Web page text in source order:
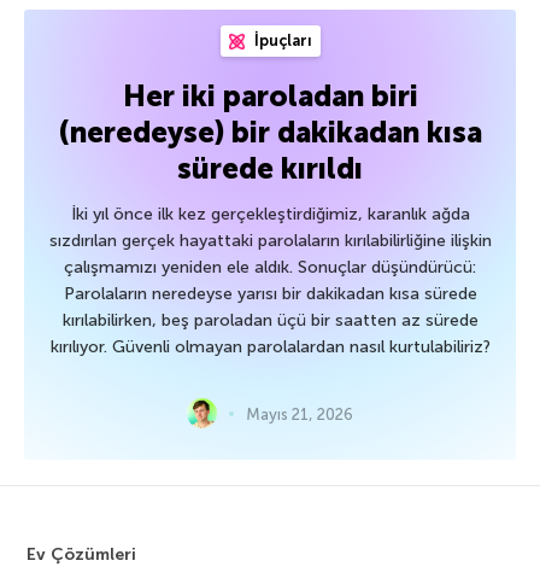
İpuçları
Her iki paroladan biri
(neredeyse) bir dakikadan kısa
sürede kırıldı
İki yıl önce ilk kez gerçekleştirdiğimiz, karanlık ağda
sızdırılan gerçek hayattaki parolaların kırılabilirliğine ilişkin
çalışmamızı yeniden ele aldık. Sonuçlar düşündürücü:
Parolaların neredeyse yarısı bir dakikadan kısa sürede
kırılabilirken, beş paroladan üçü bir saatten az sürede
kırılıyor. Güvenli olmayan parolalardan nasıl kurtulabiliriz?
Mayıs 21, 2026
Ev Çözümleri